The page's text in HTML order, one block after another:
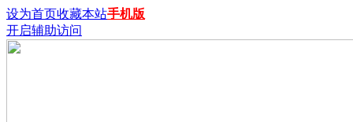
设为首页收藏本站手机版
开启辅助访问